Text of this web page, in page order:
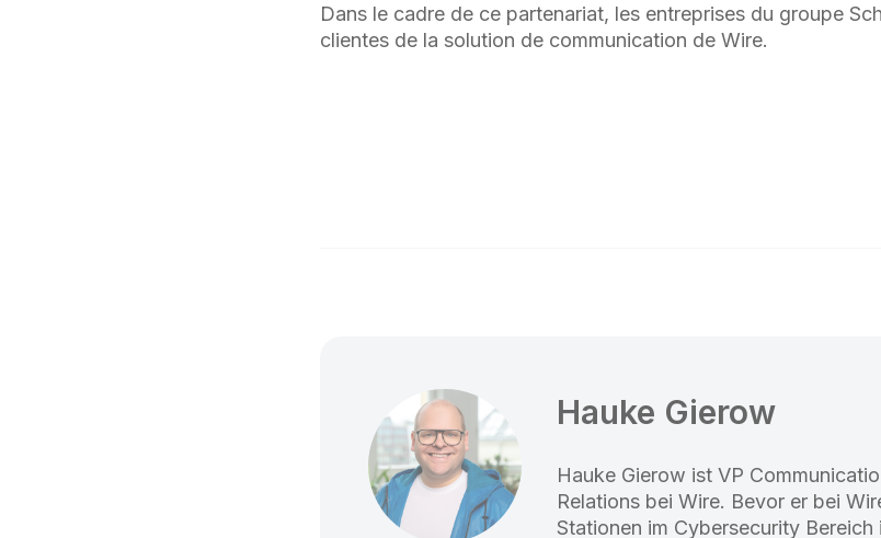
Dans le cadre de ce partenariat, les entreprises du groupe
clientes de la solution de communication de Wire.
Hauke Gierow
Hauke Gierow ist VP
Relations bei Wire. Bevor er bei
Stationen im Cybersecurity Bereich